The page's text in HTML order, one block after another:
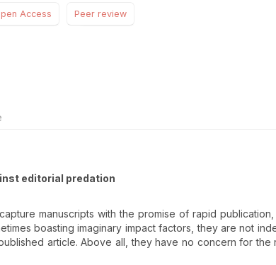
Access Peer review
editorial predation
manuscripts with the promise of rapid publication,
boasting imaginary impact factors, they are not
article. Above all, they have no concern for the